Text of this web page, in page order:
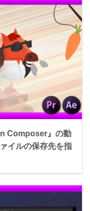
Composer』の動
イルの保存先を指